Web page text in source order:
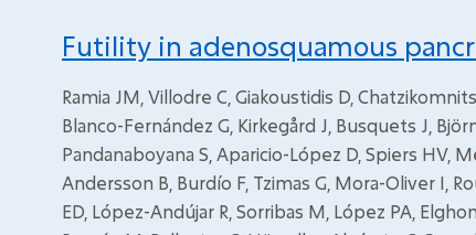
Futility in adenosquamous
Ramia JM, Villodre C, Giakoustidis D,
Blanco-Fernández G, Kirkegård J, Busquets J,
Pandanaboyana S, Aparicio-López D, Spiers HV,
Andersson B, Burdío F, Tzimas G, Mora-Oliver I,
ED, López-Andújar R, Sorribas M, López PA,